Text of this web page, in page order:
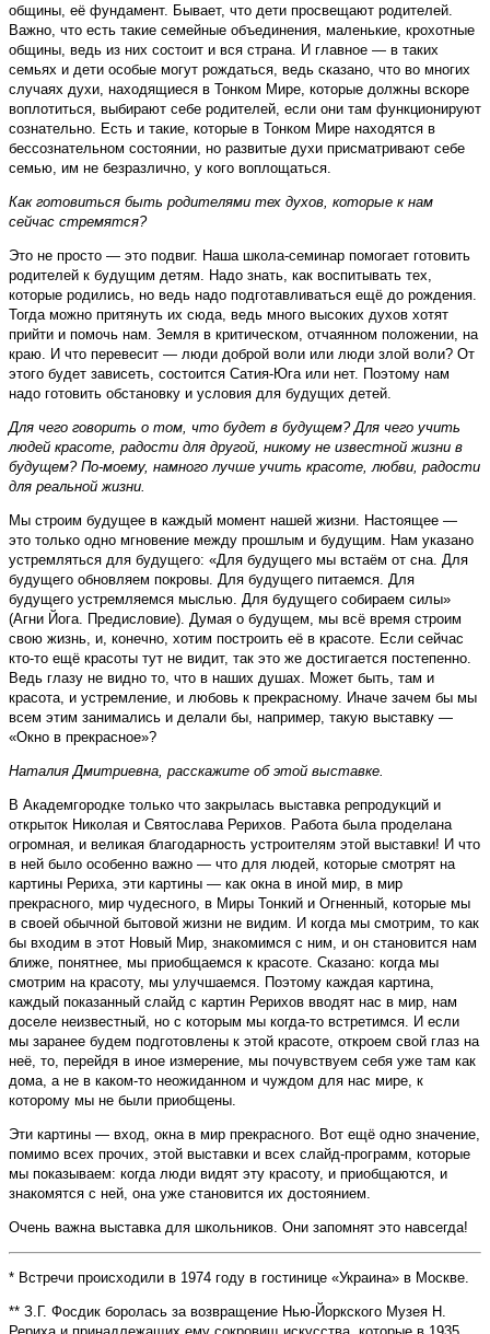
общины, её фундамент. Бывает, что дети просвещают родителей.
Важно, что есть такие семейные объединения, маленькие, крохотные
общины, ведь из них состоит и вся страна. И главное — в таких
семьях и дети особые могут рождаться, ведь сказано, что во многих
случаях духи, находящиеся в Тонком Мире, которые должны вскоре
воплотиться, выбирают себе родителей, если они там функционируют
сознательно. Есть и такие, которые в Тонком Мире находятся в
бессознательном состоянии, но развитые духи присматривают себе
семью, им не безразлично, у кого воплощаться.
Как готовиться быть родителями тех духов, которые к нам
сейчас стремятся?
Это не просто — это подвиг. Наша школа-семинар помогает готовить
родителей к будущим детям. Надо знать, как воспитывать тех,
которые родились, но ведь надо подготавливаться ещё до рождения.
Тогда можно притянуть их сюда, ведь много высоких духов хотят
прийти и помочь нам. Земля в критическом, отчаянном положении, на
краю. И что перевесит — люди доброй воли или люди злой воли? От
этого будет зависеть, состоится Сатия-Юга или нет. Поэтому нам
надо готовить обстановку и условия для будущих детей.
Для чего говорить о том, что будет в будущем? Для чего учить
людей красоте, радости для другой, никому не известной жизни в
будущем? По-­моему, намного лучше учить красоте, любви, радости
для реальной жизни.
Мы строим будущее в каждый момент нашей жизни. Настоящее —
это только одно мгновение между прошлым и будущим. Нам указано
устремляться для будущего: «Для будущего мы встаём от сна. Для
будущего обновляем покровы. Для будущего питаемся. Для
будущего устремляемся мыслью. Для будущего собираем силы»
(Агни Йога. Предисловие). Думая о будущем, мы всё время строим
свою жизнь, и, конечно, хотим построить её в красоте. Если сейчас
кто-то ещё красоты тут не видит, так это же достигается постепенно.
Ведь глазу не видно то, что в наших душах. Может быть, там и
красота, и устремление, и любовь к прекрасному. Иначе зачем бы мы
всем этим занимались и делали бы, например, такую выставку —
«Окно в прекрасное»?
Наталия Дмитриевна, расскажите об этой выставке.
В Академгородке только что закрылась выставка репродукций и
открыток Николая и Святослава Рерихов. Работа была проделана
огромная, и великая благодарность устроителям этой выставки! И что
в ней было особенно важно — что для людей, которые смотрят на
картины Рериха, эти картины — как окна в иной мир, в мир
прекрасного, мир чудесного, в Миры Тонкий и Огненный, которые мы
в своей обычной бытовой жизни не видим. И когда мы смотрим, то как
бы входим в этот Новый Мир, знакомимся с ним, и он становится нам
ближе, понятнее, мы приобщаемся к красоте. Сказано: когда мы
смотрим на красоту, мы улучшаемся. Поэтому каждая картина,
каждый показанный слайд с картин Рерихов вводят нас в мир, нам
доселе неизвестный, но с которым мы когда-то встретимся. И если
мы заранее будем подготовлены к этой красоте, откроем свой глаз на
неё, то, перейдя в иное измерение, мы почувствуем себя уже там как
дома, а не в каком-то неожиданном и чуждом для нас мире, к
которому мы не были приобщены.
Эти картины — вход, окна в мир прекрасного. Вот ещё одно значение,
помимо всех прочих, этой выставки и всех слайд-программ, которые
мы показываем: когда люди видят эту красоту, и приобщаются, и
знакомятся с ней, она уже становится их достоянием.
Очень важна выставка для школьников. Они запомнят это навсегда!
* Встречи происходили в 1974 году в гостинице «Украина» в Москве.
** З.Г. Фосдик боролась за возвращение Нью-Йоркского Музея Н.